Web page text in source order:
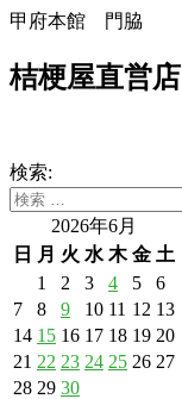
甲府本館 門脇
桔梗屋直営店
検索:
2026年6月
日
月 火 水 木 金 土
1 2 3 4 5
6
7
8 9 10 11 12 13
14 15 16 17 18 19 20
21 22 23 24 25 26 27
28 29 30